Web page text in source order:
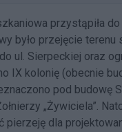
przystąpiła
było przejęcie terenu
ul. Sierpeckiej oraz
IX kolonię (obecnie
pod budowę
„Żywiciela”.
dla